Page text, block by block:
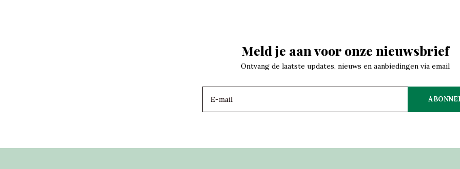
Meld je aan voor onze nieuwsbrief
Ontvang de laatste updates, nieuws en aanbiedingen via email